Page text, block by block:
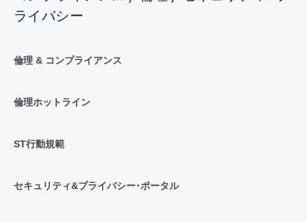
ライバシー
倫理 & コンプライアンス
倫理ホットライン
ST行動規範
セキュリティ&プライバシー･ポータル